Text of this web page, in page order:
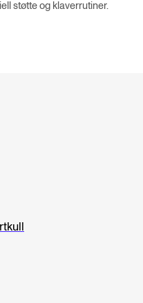
støtte og klaverrutiner.